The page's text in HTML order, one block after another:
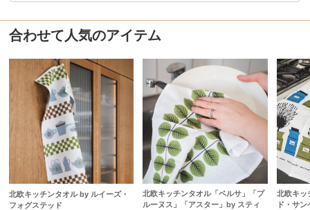
合わせて人気のアイテム
北欧キッチンタオル by ルイーズ・
フォグステッド
北欧キッチンタオル「ベルサ」「プ
ルーヌス」「アスター」by スティ
北欧キッ
ド・サ